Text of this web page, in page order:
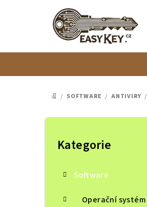
DOMŮ
/ SOFTWARE / ANTIVIRY /
P
Přeskočit
Kategorie
Software
Operační systém